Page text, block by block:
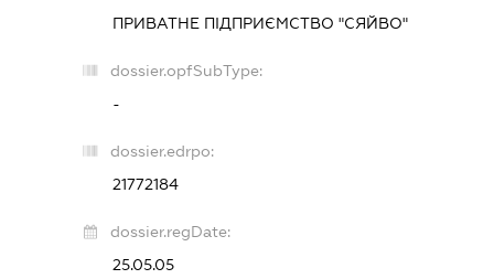
ПРИВАТНЕ ПІДПРИЄМСТВО "СЯЙВО"
dossier.opfSubType:
-
dossier.edrpo:
21772184
dossier.regDate:
25.05.05